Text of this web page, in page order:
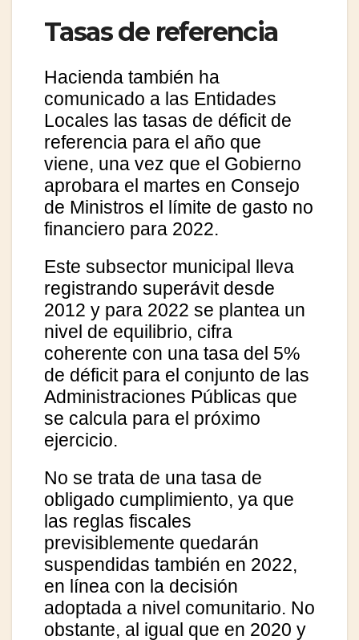
Tasas de referencia
Hacienda también ha
comunicado a las Entidades
Locales las tasas de déficit de
referencia para el año que
viene, una vez que el Gobierno
aprobara el martes en Consejo
de Ministros el límite de gasto no
financiero para 2022.
Este subsector municipal lleva
registrando superávit desde
2012 y para 2022 se plantea un
nivel de equilibrio, cifra
coherente con una tasa del 5%
de déficit para el conjunto de las
Administraciones Públicas que
se calcula para el próximo
ejercicio.
No se trata de una tasa de
obligado cumplimiento, ya que
las reglas fiscales
previsiblemente quedarán
suspendidas también en 2022,
en línea con la decisión
adoptada a nivel comunitario. No
obstante, al igual que en 2020 y